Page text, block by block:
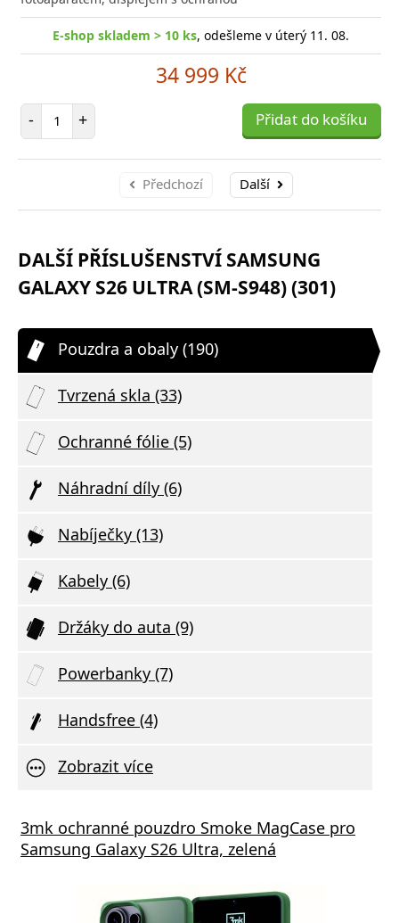
E-shop skladem > 10 ks, odešleme v úterý 11. 08.
34 999 Kč
- Počet položek
+ Přidat do košíku
Předchozí Další
DALŠÍ PŘÍSLUŠENSTVÍ SAMSUNG
GALAXY S26 ULTRA (SM-S948) (301)
Pouzdra a obaly (190)
Tvrzená skla (33)
Ochranné fólie (5)
Náhradní díly (6)
Nabíječky (13)
Kabely (6)
Držáky do auta (9)
Powerbanky (7)
Handsfree (4)
Zobrazit více
3mk ochranné pouzdro Smoke MagCase pro
Samsung Galaxy S26 Ultra, zelená
GaN5 Pro 65W černá